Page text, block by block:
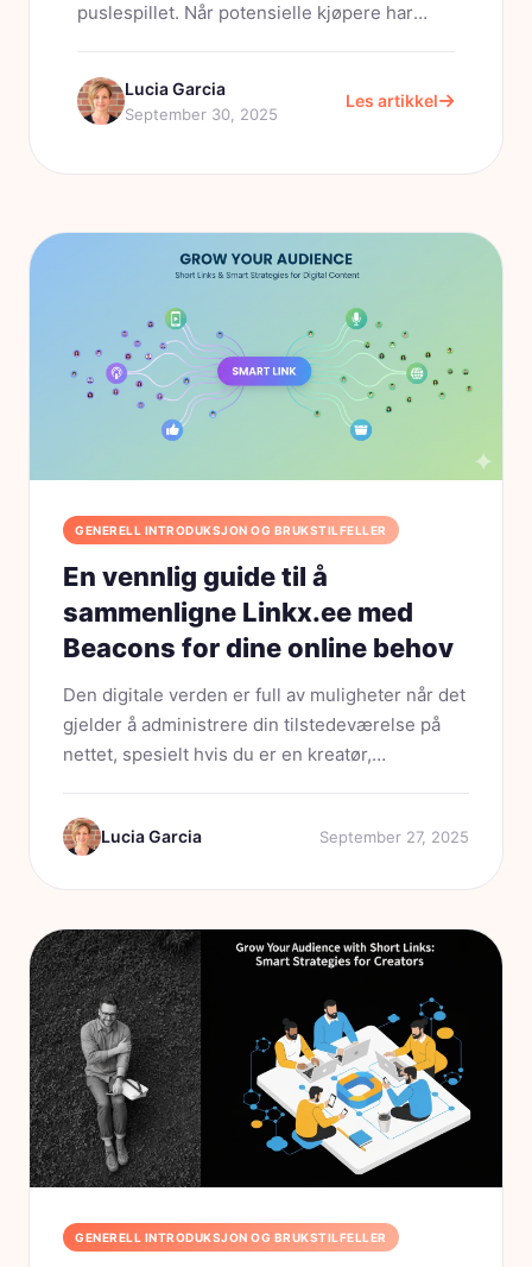
puslespillet. Når potensielle kjøpere har
å lede dem jevnt gjennom tilbudene...
Lucia Garcia
September 30, 2025
Les artikkel
GENERELL INTRODUKSJON OG BRUKSTILFELLER
En vennlig guide til å
sammenligne Linkx.ee med
Beacons for dine online behov
Den digitale verden er full av muligheter når det
gjelder å administrere din tilstedeværelse på
nettet, spesielt hvis du er en kreatør,
verktøy du kanskje har kommet over er Linkx.ee
og Beacons. Selv...
Lucia Garcia September 27, 2025
GENERELL INTRODUKSJON OG BRUKSTILFELLER